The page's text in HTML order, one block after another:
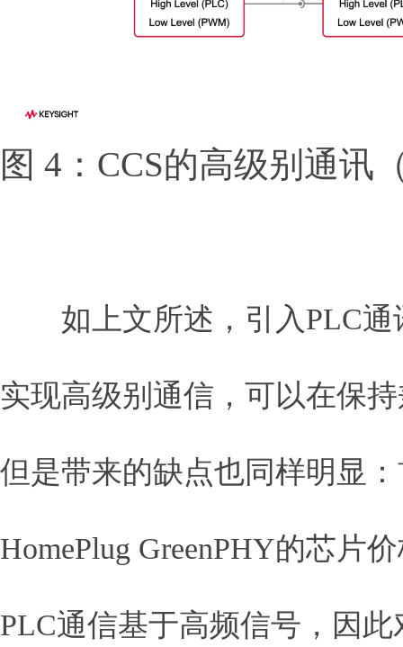
图 4：CCS的高级别通讯
如上文所述，引入PLC
实现高级别通信，可以在保
但是带来的缺点也同样明显
HomePlug GreenPHY的芯片
PLC通信基于高频信号，因